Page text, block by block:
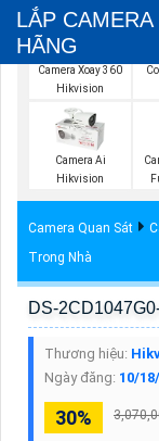
LẮP CAMERA
HÃNG
Camera Xoay 360
Hikvision
Camera Ai
Hikvision
Camera Quan Sát
Trong Nhà
DS-
Thương hiệu:
Ngày đăng: 10/
30%